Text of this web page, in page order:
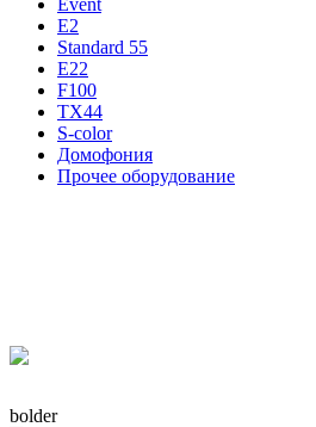
E2
Standard 55
E22
F100
TX44
S-color
Домофония
Прочее оборудование
bolder